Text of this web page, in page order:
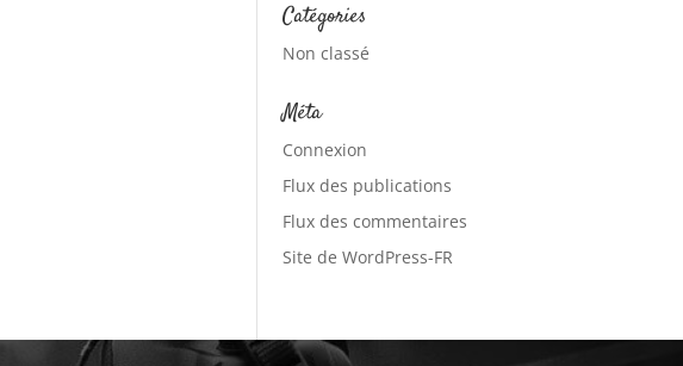
Catégories
Non classé
Méta
Connexion
Flux des publications
Flux des commentaires
Site de WordPress-FR